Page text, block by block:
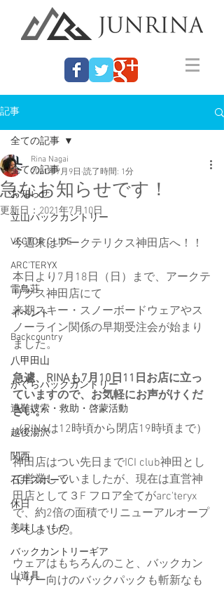
記事
全ての記事
お知らせ
立山バックカントリー
VECTOR GLIDE
ARC'TERYX
雷鳥荘
イベント
Backcountry
八甲田山
かぐらバックカントリー
遭難捜索・救助・啓蒙活動
越後湯沢
関西
石井スポーツ
休日
美味しいもの
バックカントリーギア
山道具
全ての記事
急なお知らせです！
Rina Nagai
2021年7月9日 読了時間: 1分
更新日：2021年7月10日
今週末はアークテリクス神田店へ！！
本日より7月18日（日）まで、アークテ
リクス神田店にて
来期スキー・スノーボードウェアやス
ノーライン関係の早期受注会が始まり
ました。
急遽、RINAも7月10日11日お店に立っ
ていますので、お気軽にお声がけくだ
さい。
（RINAは12時頃から閉店19時頃まで）
神田店はつい先日までICI club神田とし
て営業していましたが、現在は直営神
田店として３F フロア全てがarc'teryx
で、約2倍の面積でリニューアルオープ
ンしました。
ウェアはもちろんのこと、バックカン
トリー向けのバックパックも斬新なも